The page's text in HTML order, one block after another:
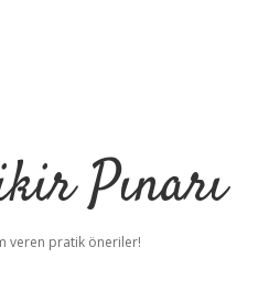
Pınarı
veren pratik öneriler!